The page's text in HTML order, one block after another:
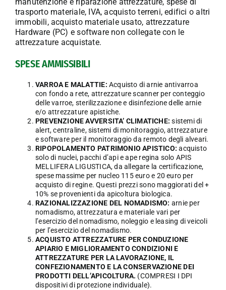
manutenzione e riparazione attrezzature, spese di
trasporto materiale, IVA, acquisto terreni, edifici o altri
immobili, acquisto materiale usato, attrezzature
Hardware (PC) e software non collegate con le
attrezzature acquistate.
SPESE AMMISSIBILI
VARROA E MALATTIE: Acquisto di arnie antivarroa
con fondo a rete, attrezzature scanner per conteggio
delle varroe, sterilizzazione e disinfezione delle arnie
e/o attrezzature apistiche.
PREVENZIONE AVVERSITA’ CLIMATICHE:sistemi di
alert, centraline, sistemi di monitoraggio, attrezzature
e software per il monitoraggio da remoto degli alveari.
RIPOPOLAMENTO PATRIMONIO APISTICO:acquisto
solo di nuclei, pacchi d’api e ape regina solo APIS
MELLIFERA LIGUSTICA, da allegare la certificazione,
spese massime per nucleo 115 euro e 20 euro per
acquisto di regine. Questi prezzi sono maggiorati del +
10% se provenienti da apicoltura biologica.
RAZIONALIZZAZIONE DEL NOMADISMO: arnie per
nomadismo, attrezzatura e materiale vari per
l’esercizio del nomadismo, noleggio e leasing di veicoli
per l’esercizio del nomadismo.
ACQUISTO ATTREZZATURE PER CONDUZIONE
APIARIO E MIGLIORAMENTO CONDIZIONI E
ATTREZZATURE PER LA LAVORAZIONE, IL
CONFEZIONAMENTO E LA CONSERVAZIONE DEI
PRODOTTI DELL’APICOLTURA. (COMPRESI I DPI
dispositivi di protezione individuale).